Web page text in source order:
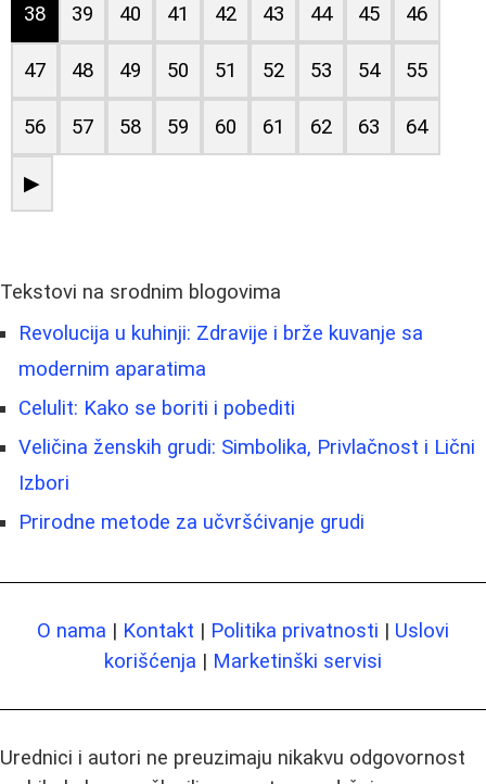
38 39 40 41 42 43 44 45 46
47 48 49 50 51 52 53 54 55
56 57 58 59 60 61 62 63 64
▶
Tekstovi na srodnim blogovima
Revolucija u kuhinji: Zdravije i brže kuvanje sa
modernim aparatima
Celulit: Kako se boriti i pobediti
Veličina ženskih grudi: Simbolika, Privlačnost i Lični
Izbori
Prirodne metode za učvršćivanje grudi
O nama | Kontakt | Politika privatnosti | Uslovi
korišćenja | Marketinški servisi
Urednici i autori ne preuzimaju nikakvu odgovornost